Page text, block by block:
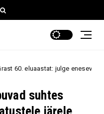
julge eneseväljendus või
suhtes